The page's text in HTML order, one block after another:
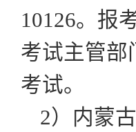
10126。报
考试主管部
考试。
2）内蒙